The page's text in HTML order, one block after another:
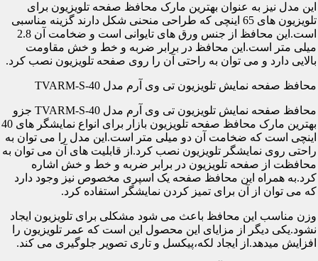
این مدل نیز به عنوان بهترین مارک محافظ صفحه تلویزیون برای
تلویزیون های 65 اینچی که طراحی منحنی شکل دارند گزینه مناسبی
است.این محافظ از جنس ورق های تایوانی است و ضخامت آن 2.8
میلی متر است.این محافظ در برابر ضربه و خط و خش مقاومت
بالایی دارد و می توان به راحتی آن را روی صفحه تلویزیون نصب کرد.
محافظ صفحه نمایش تلویزیون تی وی آرم مدل TVARM-S-40
محافظ صفحه نمایش تلویزیون تی وی آرم مدل TVARM-S-40 جزو
بهترین مارک محافظ صفحه تلویزیون بازار برای انواع نمایشگر های 40
اینچی است که ضخامت آن دو میلی متر است.این مدل را می توان به
راحتی روی نمایشگر تلویزیون نصب کرد.از قابلیت های آن می توان به
محافظت از صفحه تلویزیون در برابر ضربه و خط و خش اشاره
کرد.به همراه این محافظ صفحه یک اسپری مخصوص نیز وجود دارد
که می توان از آن برای تمیز کردن نمایشگر استفاده کرد.
وزن مناسب این محافظ باعث می شود مشکلی برای تلویزیون ایجاد
نشود.یکی دیگر از مزایای این محصول این است که عمر تلویزیون را
افزایش میدهد.از ایجاد لکه،پیکسل و تاری تصویر جلوگیری می کند.